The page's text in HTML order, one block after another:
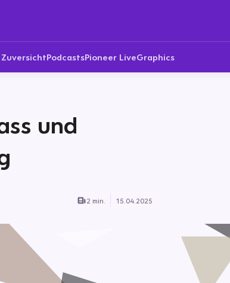
PodcastsPioneer LiveGraphics
und
2 min. 15.04.2025